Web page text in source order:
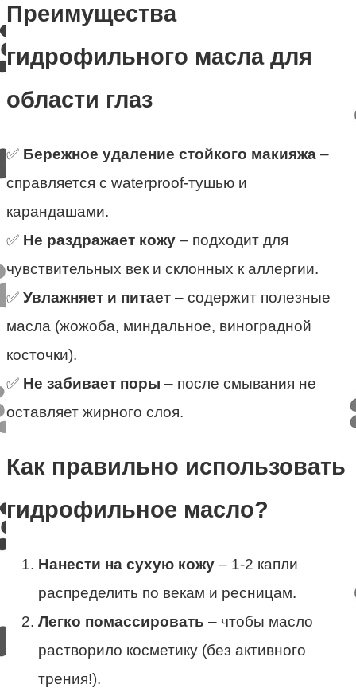
Преимущества
гидрофильного масла для
области глаз
✅ Бережное удаление стойкого макияжа –
справляется с waterproof-тушью и
карандашами.
✅ Не раздражает кожу – подходит для
чувствительных век и склонных к аллергии.
✅ Увлажняет и питает – содержит полезные
масла (жожоба, миндальное, виноградной
косточки).
✅ Не забивает поры – после смывания не
оставляет жирного слоя.
Как правильно использовать
гидрофильное масло?
Нанести на сухую кожу – 1-2 капли
распределить по векам и ресницам.
Легко помассировать – чтобы масло
растворило косметику (без активного
трения!).